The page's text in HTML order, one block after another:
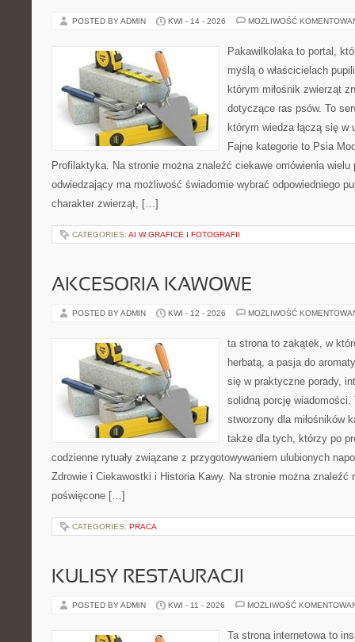
POSTED BY ADMIN KWI - 14 - 2026 MOŻLIWOŚĆ
Pakawilkolaka to portal,
myślą o właścicielach
którym miłośnik zwierząt
dotyczące ras psów. To
którym wiedza łączą się w
Fajne kategorie to Psia
Profilaktyka. Na stronie można znaleźć ciekawe omówienia
odwiedzający ma możliwość świadomie wybrać odpowiedniego
charakter zwierząt, […]
CATEGORIES: AI W GRAFICE I FOTOGRAFII
AKCESORIA KAWOWE
POSTED BY ADMIN KWI - 12 - 2026 MOŻLIWOŚĆ
ta strona to zakątek, w
herbatą, a pasja do
się w praktyczne porady,
solidną porcję wiadomości.
stworzony dla miłośników
także dla tych, którzy po
codzienne rytuały związane z przygotowywaniem ulubionych
Zdrowie i Ciekawostki i Historia Kawy. Na stronie można znaleźć
poświęcone […]
CATEGORIES: PRACA
KULISY RESTAURACJI
POSTED BY ADMIN KWI - 11 - 2026 MOŻLIWOŚĆ
Ta strona internetowa to